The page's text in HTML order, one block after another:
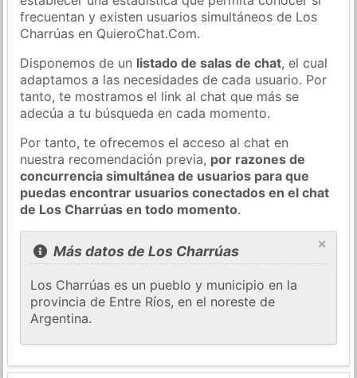
frecuentan y existen usuarios simultáneos de Los
Charrúas en QuieroChat.Com.
Disponemos de un listado de salas de chat, el cual
adaptamos a las necesidades de cada usuario. Por
tanto, te mostramos el link al chat que más se
adecúa a tu búsqueda en cada momento.
Por tanto, te ofrecemos el acceso al chat en
nuestra recomendación previa, por razones de
concurrencia simultánea de usuarios para que
puedas encontrar usuarios conectados en el chat
de Los Charrúas en todo momento.
×
Más datos de Los Charrúas
Los Charrúas es un pueblo y municipio en la
provincia de Entre Ríos, en el noreste de
Argentina.